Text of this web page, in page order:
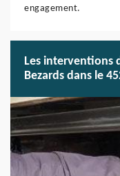
engagement.
Les interventions
Bezards dans le